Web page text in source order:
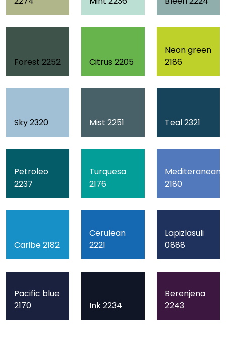
Forest 2252 Citrus 2205
Neon green
2186
Sky 2320 Mist 2251 Teal 2321
Petroleo
2237
Turquesa
2176
Mediteranean
2180
Caribe 2182
Cerulean
2221
Lapizlasuli
0888
Pacific blue
2170
Ink 2234
Berenjena
2243